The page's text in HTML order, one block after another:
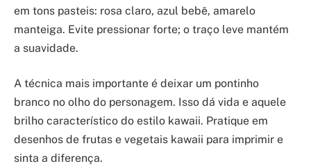
em tons pasteis: rosa claro, azul bebê, amarelo
manteiga. Evite pressionar forte; o traço leve mantém
a suavidade.
A técnica mais importante é deixar um pontinho
branco no olho do personagem. Isso dá vida e aquele
brilho característico do estilo kawaii. Pratique em
desenhos de frutas e vegetais kawaii para imprimir e
sinta a diferença.